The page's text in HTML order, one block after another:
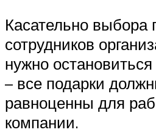
Касательно выбора
сотрудников
нужно
– все подарки
равноценны для
компании.